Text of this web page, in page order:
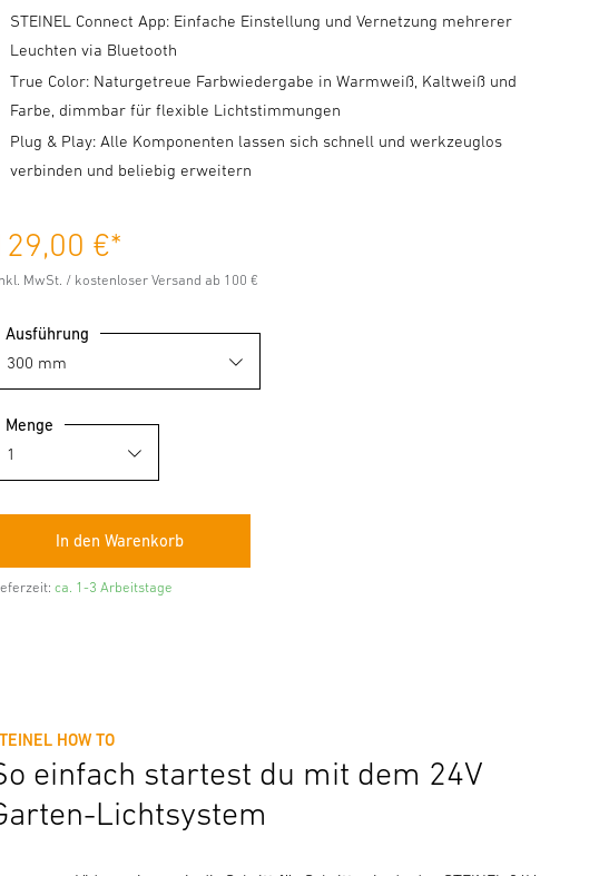
STEINEL Connect App: Einfache Einstellung und Vernetzung mehrerer
Leuchten via Bluetooth
True Color: Naturgetreue Farbwiedergabe in Warmweiß, Kaltweiß und
Farbe, dimmbar für flexible Lichtstimmungen
Plug & Play: Alle Komponenten lassen sich schnell und werkzeuglos
verbinden und beliebig erweitern
€*
MwSt. / kostenloser Versand ab 100 €
Ausführung
Menge
ca. 1-3 Arbeitstage
HOW TO
einfach startest du mit dem 24V
Lichtsystem